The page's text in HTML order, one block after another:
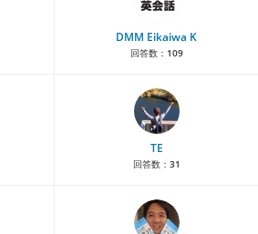
DMM Eikaiwa K
回答数： 109
TE
回答数： 31